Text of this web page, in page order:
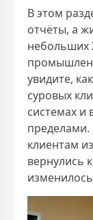
В этом
отчёты, а
небольших
увидите,
суровых
системах и
пределами.
клиентам
вернулись